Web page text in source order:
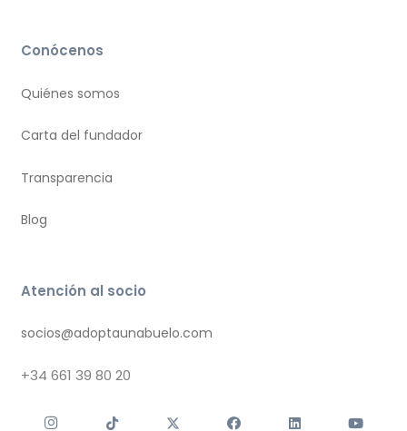
Conócenos
Quiénes somos
Carta del fundador
Transparencia
Blog
Atención al socio
socios@adoptaunabuelo.com
+34 661 39 80 20